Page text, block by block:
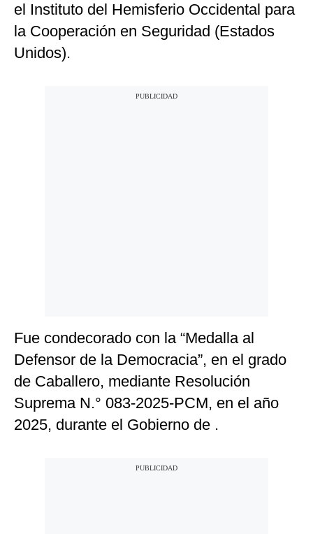
el Instituto del Hemisferio Occidental para
la Cooperación en Seguridad (Estados
Unidos).
Fue condecorado con la “Medalla al
Defensor de la Democracia”, en el grado
de Caballero, mediante Resolución
Suprema N.° 083-2025-PCM, en el año
2025, durante el Gobierno de .